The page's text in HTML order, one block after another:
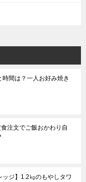
時間は？一人お好み焼き
注文でご飯おかわり自
ジ】1.2㎏のもやしタワ